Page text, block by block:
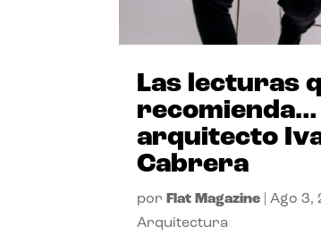
Las lecturas
recomienda…
arquitecto
Cabrera
por Flat Magazine |Ago 3,
Arquitectura